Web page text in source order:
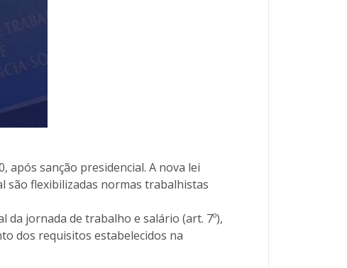
após sanção presidencial. A nova lei
são flexibilizadas normas trabalhistas
jornada de trabalho e salário (art. 7º),
dos requisitos estabelecidos na